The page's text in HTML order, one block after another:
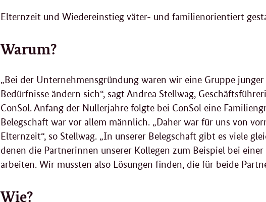
Elternzeit und Wiedereinstieg väter- und familienorientiert
Warum?
„Bei der Unternehmensgründung waren wir eine Gruppe
Bedürfnisse ändern sich“, sagt Andrea Stellwag,
ConSol. Anfang der Nullerjahre folgte bei ConSol eine
Belegschaft war vor allem männlich. „Daher war für uns von
Elternzeit“, so Stellwag. „In unserer Belegschaft gibt es viele
denen die Partnerinnen unserer Kollegen zum Beispiel bei
arbeiten. Wir mussten also Lösungen finden, die für beide
Wie?